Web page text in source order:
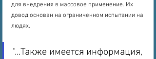
для внедрения в массовое применение. Их
довод основан на ограниченном испытании на
людях.
"...Также имеется информация,